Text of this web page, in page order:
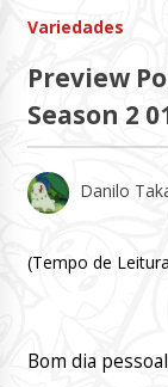
Variedades
Preview
Season 2
Danilo
(Tempo de
Bom dia